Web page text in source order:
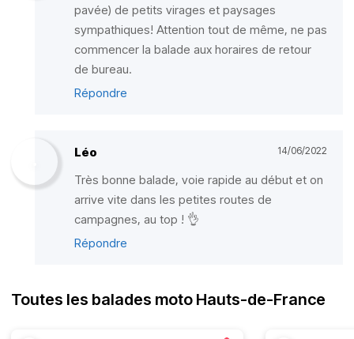
pavée) de petits virages et paysages
sympathiques! Attention tout de même, ne pas
commencer la balade aux horaires de retour
de bureau.
Répondre
Léo 14/06/2022
Très bonne balade, voie rapide au début et on
arrive vite dans les petites routes de
campagnes, au top ! 👌
Répondre
Toutes les balades moto Hauts-de-France